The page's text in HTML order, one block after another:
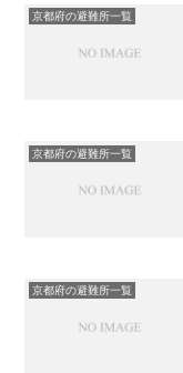
京都府の避難所一覧
京都府の避難所一覧
京都府の避難所一覧